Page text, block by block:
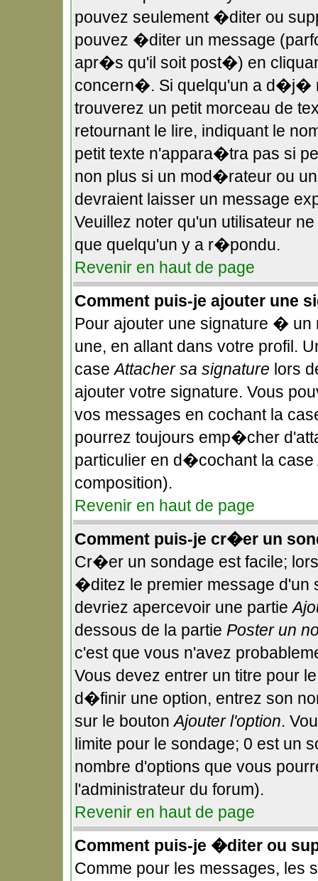
pouvez seulement �diter ou
pouvez �diter un message
apr�s qu'il soit post�) en
concern�. Si quelqu'un a d�j�
trouverez un petit morceau de
retournant le lire, indiquant le
petit texte n'appara�tra pas si
non plus si un mod�rateur ou
devraient laisser un message
Veuillez noter qu'un utilisateur
que quelqu'un y a r�pondu.
Revenir en haut de page
Comment puis-je ajouter une
Pour ajouter une signature �
une, en allant dans votre profil.
caseAttacher sa signature lors
ajouter votre signature. Vous
vos messages en cochant la
pourrez toujours emp�cher
particulier en d�cochant la
composition).
Revenir en haut de page
Comment puis-je cr�er un
Cr�er un sondage est facile;
�ditez le premier message d'un
devriez apercevoir une partie
dessous de la partie Poster un
c'est que vous n'avez
Vous devez entrer un titre pour
d�finir une option, entrez son
sur le boutonAjouter l'option.
limite pour le sondage; 0 est un
nombre d'options que vous
l'administrateur du forum).
Revenir en haut de page
Comment puis-je �diter ou
Comme pour les messages, les